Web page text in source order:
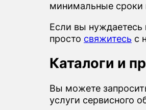
минимальные сроки
Если вы нуждаетесь
просто свяжитесь с
Каталоги и
Вы можете
услуги сервисного